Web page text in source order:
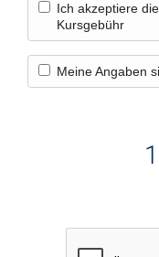
Ich akzeptiere
Kursgebühr
Meine Angaben